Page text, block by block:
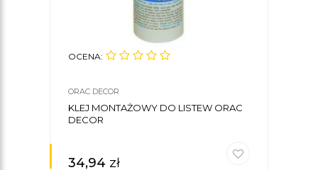
OCENA:
ORAC DECOR
KLEJ MONTAŻOWY DO LISTEW ORAC
DECOR
34,94 zł